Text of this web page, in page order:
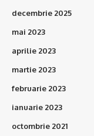
decembrie 2025
mai 2023
aprilie 2023
martie 2023
februarie 2023
ianuarie 2023
octombrie 2021